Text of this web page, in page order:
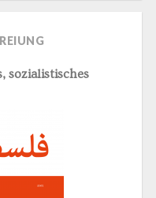
sozialistisches